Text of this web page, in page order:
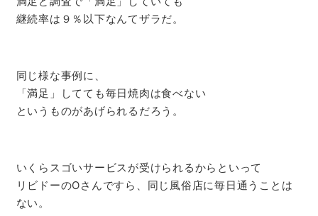
継続率は９％以下なんてザラだ。
同じ様な事例に、
「満足」してても毎日焼肉は食べない
というものがあげられるだろう。
いくらスゴいサービスが受けられるからといって
リビドーのOさんですら、同じ風俗店に毎日通うことは
ない。